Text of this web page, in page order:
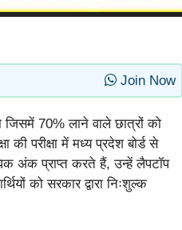
Join Now
जिसमें 70% लाने वाले छात्रों को
परीक्षा में मध्य प्रदेश बोर्ड से
अंक प्राप्त करते हैं, उन्हें लैपटॉप
को सरकार द्वारा निःशुल्क